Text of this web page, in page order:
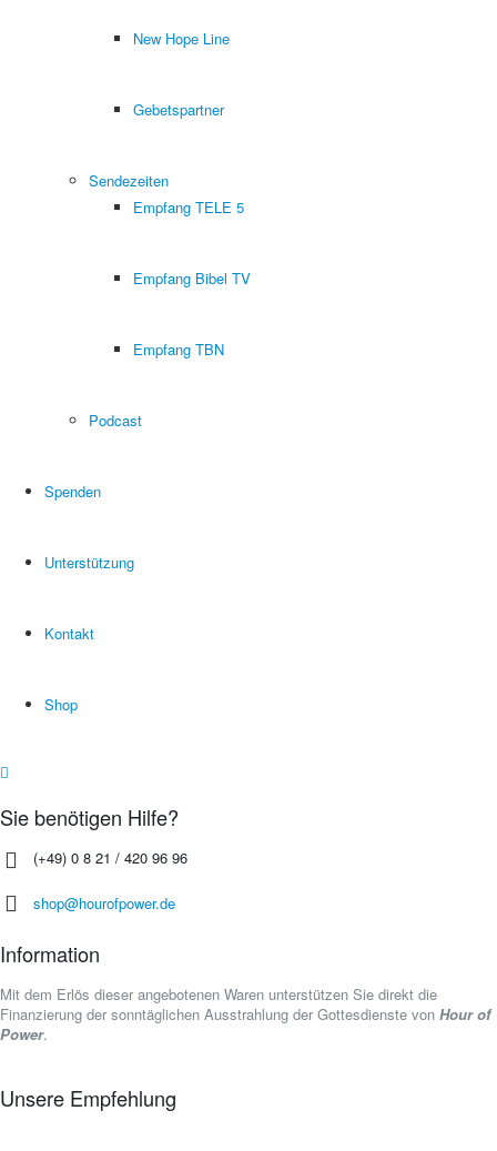
New Hope Line
Gebetspartner
Sendezeiten
Empfang TELE 5
Empfang Bibel TV
Empfang TBN
Podcast
Spenden
Unterstützung
Kontakt
Shop
Sie benötigen Hilfe?
(+49) 0 8 21 / 420 96 96
shop@hourofpower.de
Information
Mit dem Erlös dieser angebotenen Waren unterstützen Sie direkt die
Finanzierung der sonntäglichen Ausstrahlung der Gottesdienste von Hour of
Power.
Unsere Empfehlung